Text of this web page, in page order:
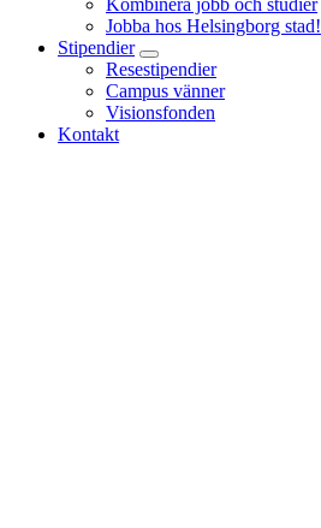
Kombinera jobb och studier
Jobba hos Helsingborg stad!
Stipendier
Resestipendier
Campus vänner
Visionsfonden
Kontakt